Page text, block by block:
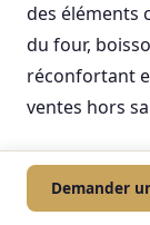
des éléments
du four,
réconfortant
ventes hors
Comment
carte pour
Demander